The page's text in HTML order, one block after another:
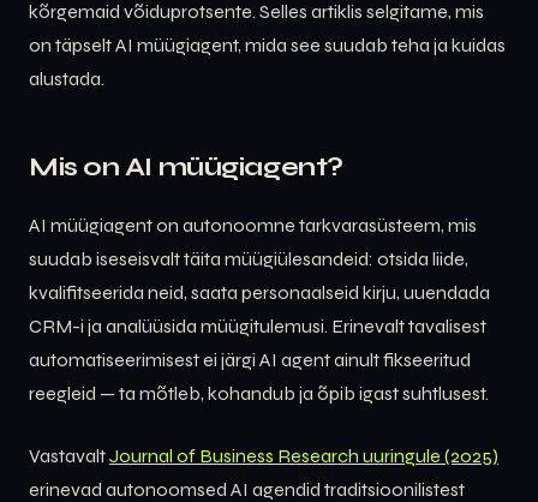
kõrgemaid võiduprotsente. Selles artiklis selgitame, mis
on täpselt AI müügiagent, mida see suudab teha ja kuidas
alustada.
Mis on AI müügiagent?
AI müügiagent on autonoomne tarkvarasüsteem, mis
suudab iseseisvalt täita müügiülesandeid: otsida liide,
kvalifitseerida neid, saata personaalseid kirju, uuendada
CRM-i ja analüüsida müügitulemusi. Erinevalt tavalisest
automatiseerimisest ei järgi AI agent ainult fikseeritud
reegleid — ta mõtleb, kohandub ja õpib igast suhtlusest.
VastavaltJournal of Business Research uuringule (2025)
erinevad autonoomsed AI agendid traditsioonilistest